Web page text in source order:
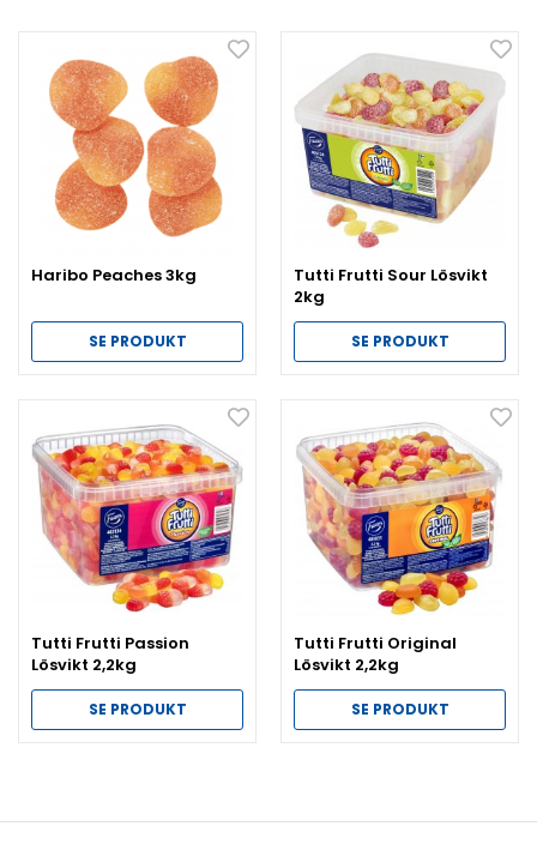
Haribo Peaches 3kg
SE PRODUKT
Tutti Frutti Sour Lösvikt
2kg
SE PRODUKT
Tutti Frutti Passion
Lösvikt 2,2kg
SE PRODUKT
Tutti Frutti Original
Lösvikt 2,2kg
SE PRODUKT